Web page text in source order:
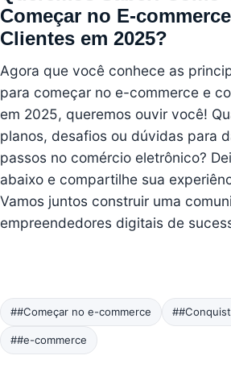
Começar no E-
Clientes em 2025?
Agora que você conhece as
para começar no e-commerce e
em 2025, queremos ouvir você!
planos, desafios ou dúvidas para
passos no comércio eletrônico?
abaixo e compartilhe sua
Vamos juntos construir uma
empreendedores digitais de
##Começar no e-commerce
##e-commerce